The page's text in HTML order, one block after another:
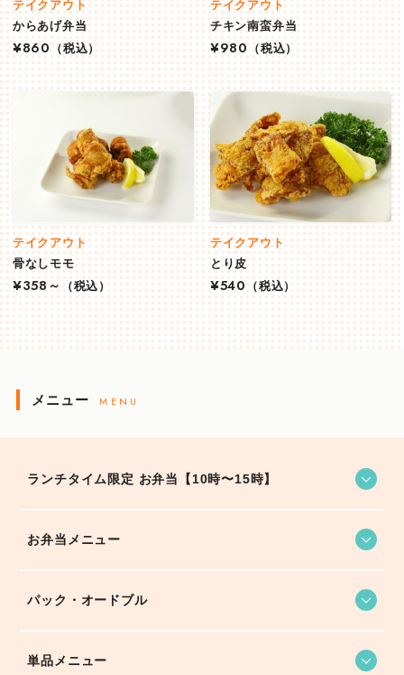
テイクアウト
からあげ弁当
¥860（税込）
テイクアウト
チキン南蛮弁当
¥980（税込）
テイクアウト
骨なしモモ
¥358～ （税込）
テイクアウト
とり皮
¥540（税込）
メニュー MENU
ランチタイム限定 お弁当【10時〜15時】
お弁当メニュー
パック・オードブル
単品メニュー